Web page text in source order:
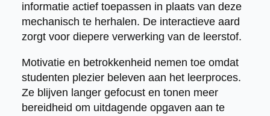
informatie actief toepassen in plaats van deze
mechanisch te herhalen. De interactieve aard
zorgt voor diepere verwerking van de leerstof.
Motivatie en betrokkenheid nemen toe omdat
studenten plezier beleven aan het leerproces.
Ze blijven langer gefocust en tonen meer
bereidheid om uitdagende opgaven aan te